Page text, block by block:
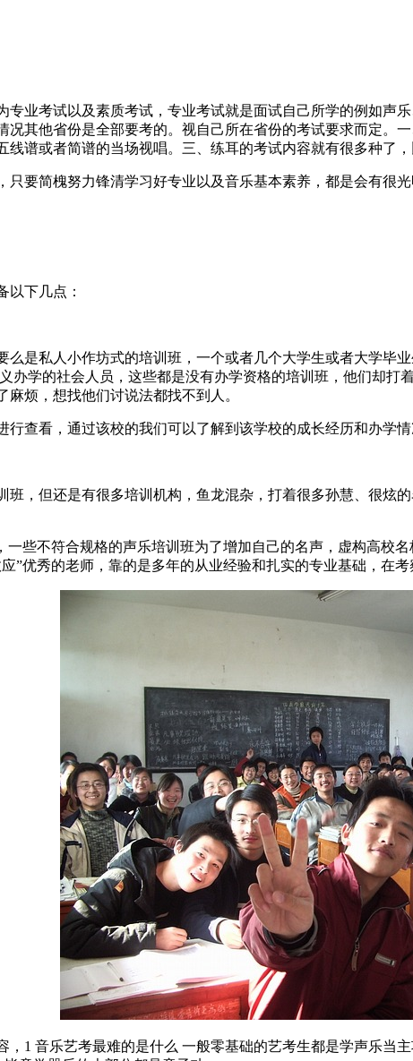
专业考试以及素质考试，专业考试就是面试自己所学的例如声
况其他省份是全部要考的。视自己所在省份的考试要求而定。
谱或者简谱的当场视唱。三、练耳的考试内容就有很多种了
要简槐努力锋清学习好专业以及音乐基本素养，都是会有很光
以下几点：
么是私人小作坊式的培训班，一个或者几个大学生或者大学毕
办学的社会人员，这些都是没有办学资格的培训班，他们却
烦，想找他们讨说法都找不到人。
查看，通过该校的我们可以了解到该学校的成长经历和办学情
班，但还是有很多培训机构，鱼龙混杂，打着很多孙慧、很炫
一些不符合规格的声乐培训班为了增加自己的名声，虚构高校
”优秀的老师，靠的是多年的从业经验和扎实的专业基础，在
，1 音乐艺考最难的是什么 一般零基础的艺考生都是学声乐